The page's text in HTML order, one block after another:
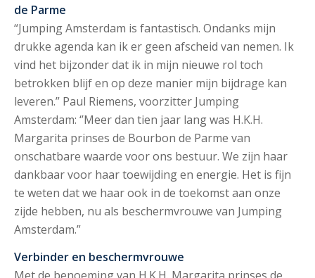
de Parme
“Jumping Amsterdam is fantastisch. Ondanks mijn
drukke agenda kan ik er geen afscheid van nemen. Ik
vind het bijzonder dat ik in mijn nieuwe rol toch
betrokken blijf en op deze manier mijn bijdrage kan
leveren.” Paul Riemens, voorzitter Jumping
Amsterdam: ‘’Meer dan tien jaar lang was H.K.H.
Margarita prinses de Bourbon de Parme van
onschatbare waarde voor ons bestuur. We zijn haar
dankbaar voor haar toewijding en energie. Het is fijn
te weten dat we haar ook in de toekomst aan onze
zijde hebben, nu als beschermvrouwe van Jumping
Amsterdam.”
Verbinder en beschermvrouwe